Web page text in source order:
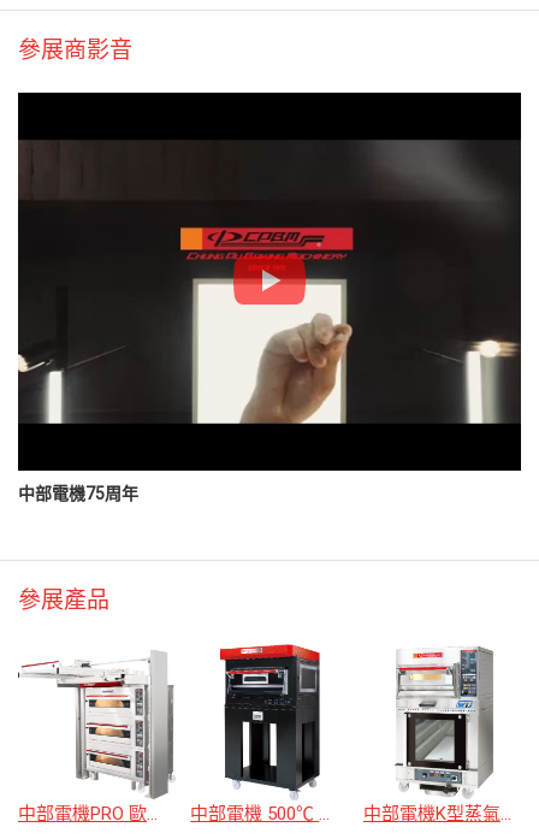
參展商影音
中部電機75周年
參展產品